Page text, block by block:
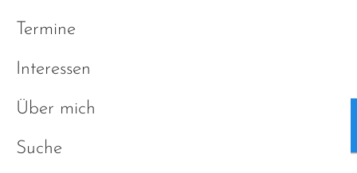
Termine
Interessen
Über mich
Suche